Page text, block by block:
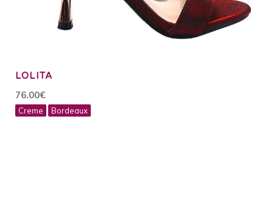
LOLITA
76.00€
Creme Bordeaux